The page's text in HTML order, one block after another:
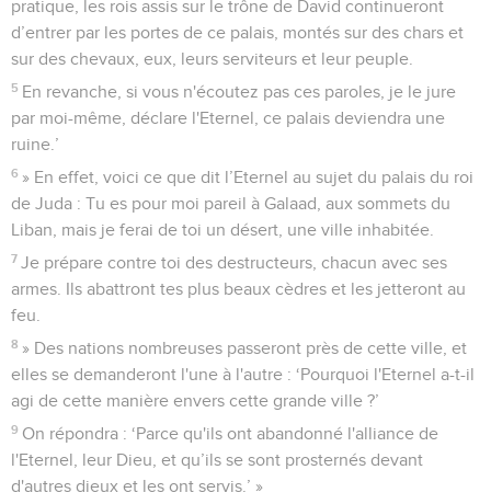
pratique, les rois assis sur le trône de David continueront
d’entrer par les portes de ce palais, montés sur des chars et
sur des chevaux, eux, leurs serviteurs et leur peuple.
5 En revanche, si vous n'écoutez pas ces paroles, je le jure
par moi-même, déclare l'Eternel, ce palais deviendra une
ruine.’
6 » En effet, voici ce que dit l’Eternel au sujet du palais du roi
de Juda : Tu es pour moi pareil à Galaad, aux sommets du
Liban, mais je ferai de toi un désert, une ville inhabitée.
7 Je prépare contre toi des destructeurs, chacun avec ses
armes. Ils abattront tes plus beaux cèdres et les jetteront au
feu.
8 » Des nations nombreuses passeront près de cette ville, et
elles se demanderont l'une à l'autre : ‘Pourquoi l'Eternel a-t-il
agi de cette manière envers cette grande ville ?’
9 On répondra : ‘Parce qu'ils ont abandonné l'alliance de
l'Eternel, leur Dieu, et qu’ils se sont prosternés devant
d'autres dieux et les ont servis.’ »